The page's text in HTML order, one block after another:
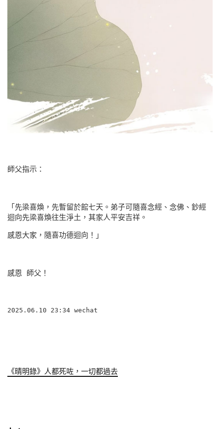
師父指示：
「先梁喜煥，先暫留於館七天。弟子可隨喜念經、念佛、鈔經
迴向先梁喜煥往生淨土，其家人平安吉祥。
感恩大家，隨喜功德迴向！」
感恩 師父！
2025.06.10 23:34 wechat
《晴明錄》人都死咗，一切都過去